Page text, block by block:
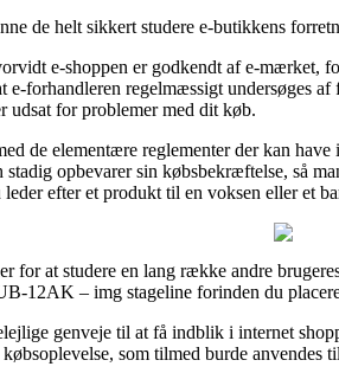
de helt sikkert studere e-butikkens
e-shoppen er godkendt af e-mærket,
e-forhandleren regelmæssigt undersøges
udsat for problemer med dit køb.
de elementære reglementer der kan
opbevarer sin købsbekræftelse, så
efter et produkt til en voksen eller et
for at studere en lang række andre
12AK – img stageline forinden du
genveje til at få indblik i internet
som tilmed burde anvendes